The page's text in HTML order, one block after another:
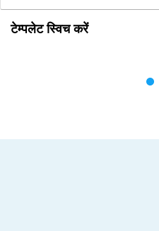
टेम्पलेट स्विच करें